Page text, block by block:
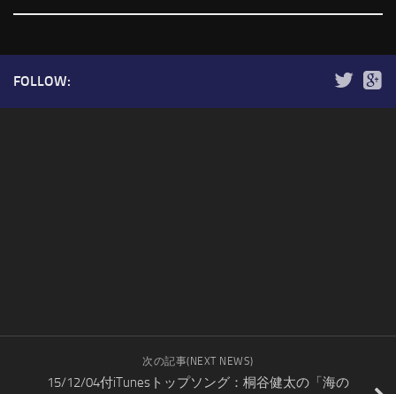
FOLLOW:
次の記事(NEXT NEWS)
15/12/04付iTunesトップソング：桐谷健太の「海の